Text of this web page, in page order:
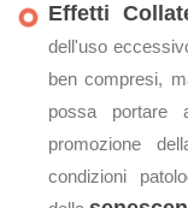
Effetti
dell'uso
ben compresi,
possa portare
promozione
condizioni